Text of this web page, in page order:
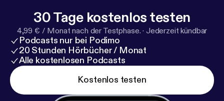
30 Tage kostenlos testen
4,99 € / Monat nach der Testphase. · Jederzeit kündbar
Podcasts nur bei Podimo
20 Stunden Hörbücher / Monat
Alle kostenlosen Podcasts
Kostenlos testen